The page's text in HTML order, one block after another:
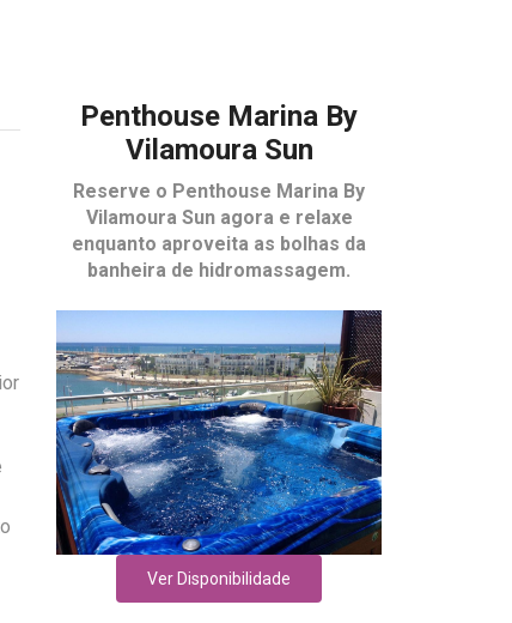
Penthouse Marina By
Vilamoura Sun
Reserve o Penthouse Marina By
Vilamoura Sunagora e relaxe
enquanto aproveita as bolhas da
banheira de hidromassagem.
Ver Disponibilidade